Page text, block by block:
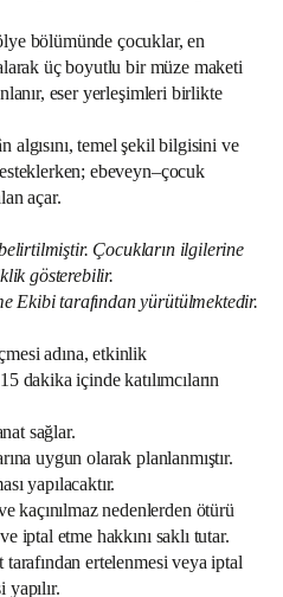
bölümünde çocuklar, en
üç boyutlu bir müze maketi
eser yerleşimleri birlikte
algısını, temel şekil bilgisini ve
ebeveyn–çocuk
açar.
Çocukların ilgilerine
gösterebilir.
Ekibi tarafından yürütülmektedir.
adına, etkinlik
dakika içinde katılımcıların
sağlar.
uygun olarak planlanmıştır.
yapılacaktır.
kaçınılmaz nedenlerden ötürü
iptal etme hakkını saklı tutar.
ertelenmesi veya iptal